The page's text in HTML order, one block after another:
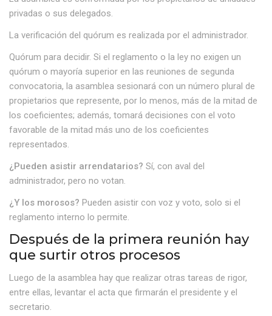
privadas o sus delegados.
La verificación del quórum es realizada por el administrador.
Quórum para decidir. Si el reglamento o la ley no exigen un
quórum o mayoría superior en las reuniones de segunda
convocatoria, la asamblea sesionará con un número plural de
propietarios que represente, por lo menos, más de la mitad de
los coeficientes; además, tomará decisiones con el voto
favorable de la mitad más uno de los coeficientes
representados.
¿Pueden asistir arrendatarios? Sí, con aval del
administrador, pero no votan.
¿Y los morosos? Pueden asistir con voz y voto, solo si el
reglamento interno lo permite.
Después de la primera reunión hay
que surtir otros procesos
Luego de la asamblea hay que realizar otras tareas de rigor,
entre ellas, levantar el acta que firmarán el presidente y el
secretario.